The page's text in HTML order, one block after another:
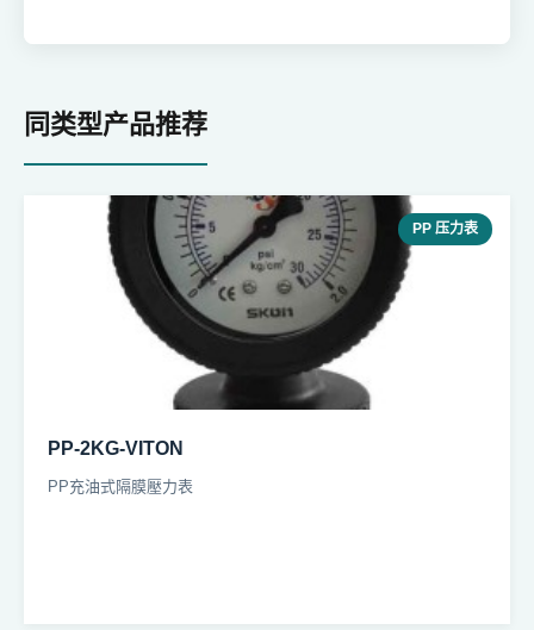
同类型产品推荐
PP 压力表
PP-2KG-VITON
PP充油式隔膜壓力表